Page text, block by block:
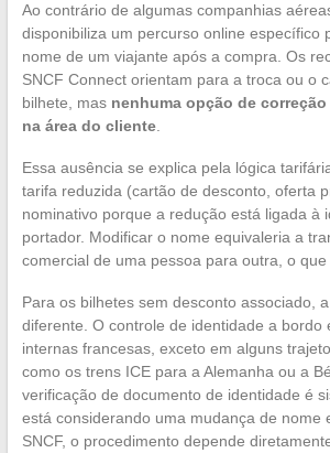
Ao contrário de algumas companhias
disponibiliza um percurso online específico
nome de um viajante após a compra. Os
SNCF Connect orientam para a troca ou o
bilhete, mas nenhuma opção de
na área do cliente.
Essa ausência se explica pela lógica
tarifa reduzida (cartão de desconto, oferta
nominativo porque a redução está ligada à
portador. Modificar o nome equivaleria a
comercial de uma pessoa para outra, o que
Para os bilhetes sem desconto associado,
diferente. O controle de identidade a bordo
internas francesas, exceto em alguns
como os trens ICE para a Alemanha ou a
verificação de documento de identidade é
está considerando uma mudança de nome
SNCF, o procedimento depende